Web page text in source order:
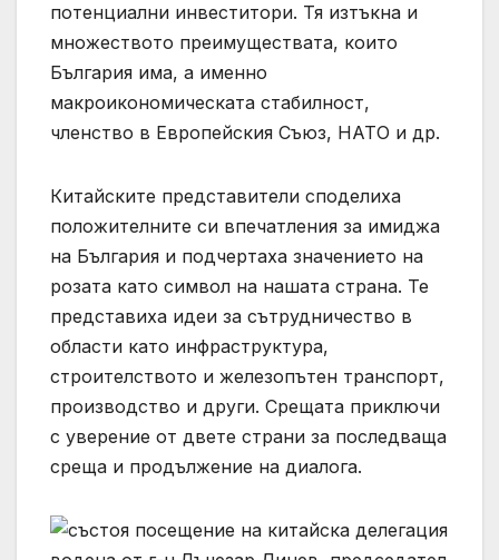
потенциални инвеститори. Тя изтъкна и
множеството преимуществата, които
България има, а именно
макроикономическата стабилност,
членство в Европейския Съюз, НАТО и др.
Китайските представители споделиха
положителните си впечатления за имиджа
на България и подчертаха значението на
розата като символ на нашата страна. Те
представиха идеи за сътрудничество в
области като инфраструктура,
строителството и железопътен транспорт,
производство и други. Срещата приключи
с уверение от двете страни за последваща
среща и продължение на диалога.